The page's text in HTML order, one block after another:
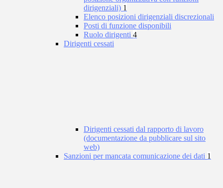
dirigenziali) 1
Elenco posizioni dirigenziali discrezionali
Posti di funzione disponibili
Ruolo dirigenti 4
Dirigenti cessati
Dirigenti cessati dal rapporto di lavoro
(documentazione da pubblicare sul sito
web)
Sanzioni per mancata comunicazione dei dati 1